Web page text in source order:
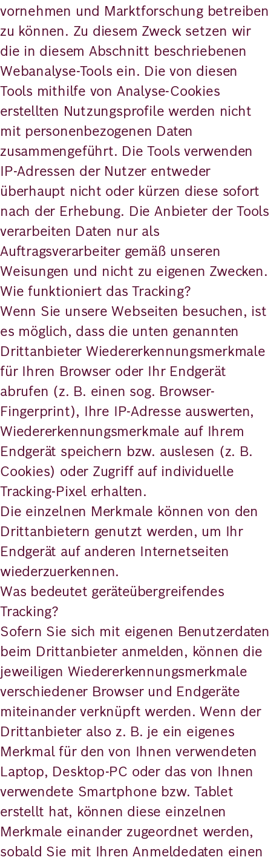
vornehmen und Marktforschung betreiben
zu können. Zu diesem Zweck setzen wir
die in diesem Abschnitt beschriebenen
Webanalyse-Tools ein. Die von diesen
Tools mithilfe von Analyse-Cookies
erstellten Nutzungsprofile werden nicht
mit personenbezogenen Daten
zusammengeführt. Die Tools verwenden
IP-Adressen der Nutzer entweder
überhaupt nicht oder kürzen diese sofort
nach der Erhebung. Die Anbieter der Tools
verarbeiten Daten nur als
Auftragsverarbeiter gemäß unseren
Weisungen und nicht zu eigenen Zwecken.
Wie funktioniert das Tracking?
Wenn Sie unsere Webseiten besuchen, ist
es möglich, dass die unten genannten
Drittanbieter Wiedererkennungsmerkmale
für Ihren Browser oder Ihr Endgerät
abrufen (z. B. einen sog. Browser-
Fingerprint), Ihre IP-Adresse auswerten,
Wiedererkennungsmerkmale auf Ihrem
Endgerät speichern bzw. auslesen (z. B.
Cookies) oder Zugriff auf individuelle
Tracking-Pixel erhalten.
Die einzelnen Merkmale können von den
Drittanbietern genutzt werden, um Ihr
Endgerät auf anderen Internetseiten
wiederzuerkennen.
Was bedeutet geräteübergreifendes
Tracking?
Sofern Sie sich mit eigenen Benutzerdaten
beim Drittanbieter anmelden, können die
jeweiligen Wiedererkennungsmerkmale
verschiedener Browser und Endgeräte
miteinander verknüpft werden. Wenn der
Drittanbieter also z. B. je ein eigenes
Merkmal für den von Ihnen verwendeten
Laptop, Desktop-PC oder das von Ihnen
verwendete Smartphone bzw. Tablet
erstellt hat, können diese einzelnen
Merkmale einander zugeordnet werden,
sobald Sie mit Ihren Anmeldedaten einen